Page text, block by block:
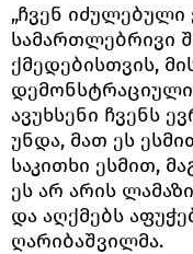
„ჩვენ იძულებული
სამართლებრივი
ქმედებისთვის,
დემონსტრაციული
ავუხსენი ჩვენს
უნდა, მათ ეს
საკითხი ესმით,
ეს არ არის
და აღქმებს
ღარიბაშვილმა.